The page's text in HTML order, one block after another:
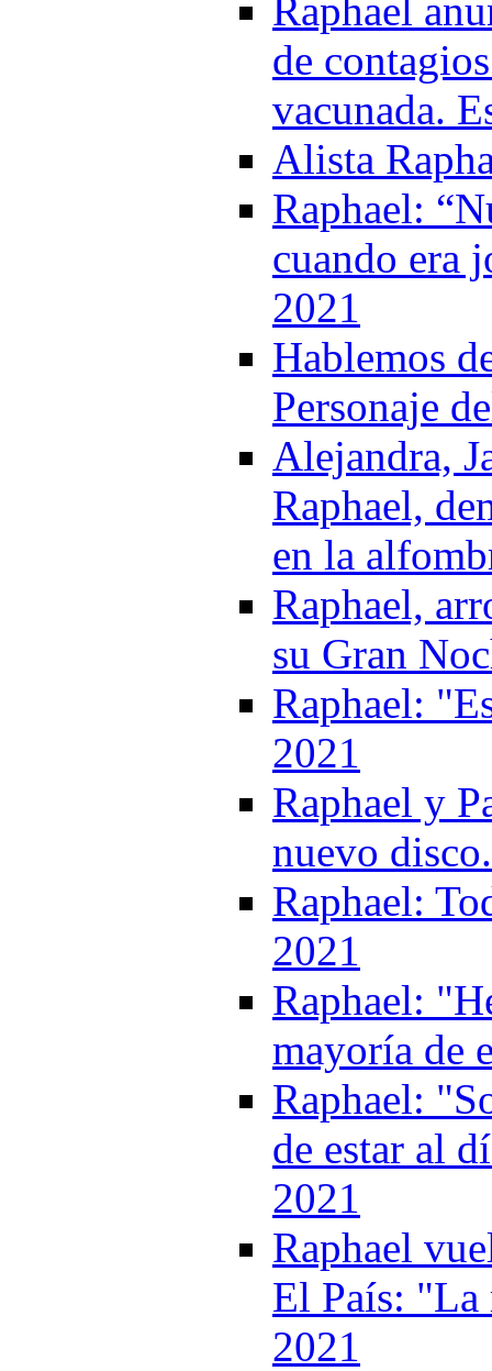
Raphael
de
vacunada.
Alista
Raphael:
cuando era
2021
Hablemos
Personaje
Alejandra,
Raphael,
en la
Raphael,
su Gran
Raphael:
2021
Raphael y
nuevo
Raphael:
2021
Raphael:
mayoría de
Raphael:
de estar al
2021
Raphael
El País: "La
2021